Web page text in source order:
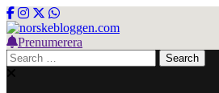
Skip
to
content
norskebloggen.com
Prenumerera
Search
for: